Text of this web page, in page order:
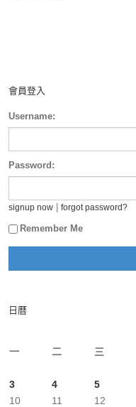
會員登入
Username:
Password:
signup now forgot password?
Remember Me
日曆
一
二 三
3
4 5
10
11 12